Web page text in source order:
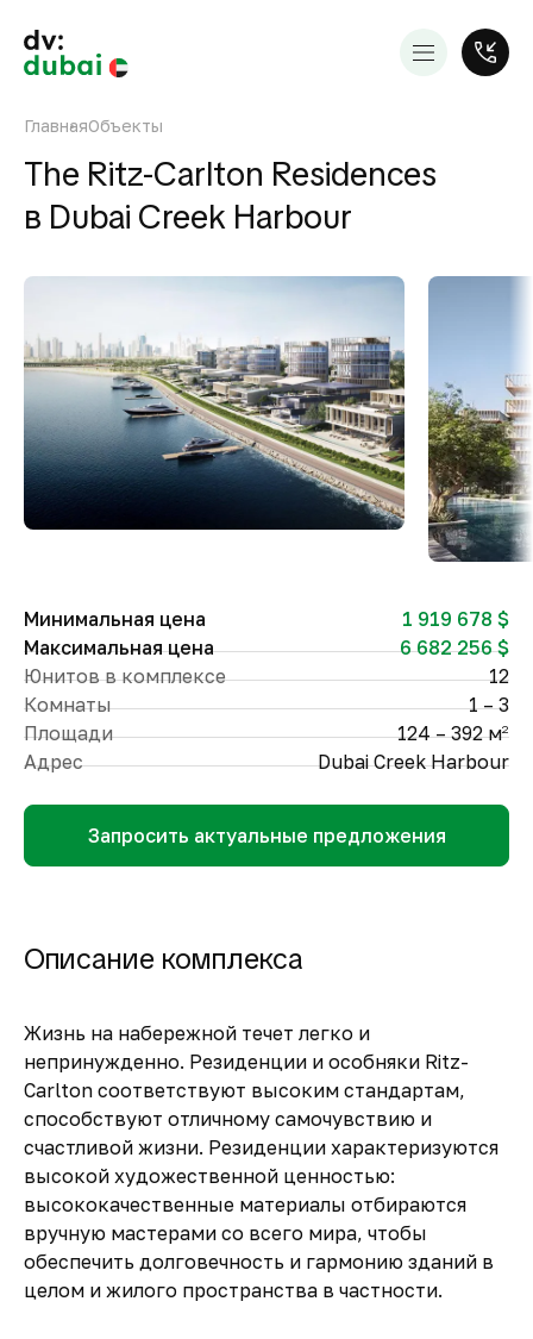
ГлавнаяОбъекты
The Ritz-Carlton Residences
в Dubai Creek Harbour
Минимальная цена
1 919 678 $
Максимальная цена
6 682 256 $
Юнитов в комплексе
12
Комнаты
1 – 3
Площади
124 – 392 м2
Адрес Dubai Creek Harbour
Запросить актуальные предложения
Описание комплекса
Жизнь на набережной течет легко и
непринужденно. Резиденции и особняки Ritz-
Carlton соответствуют высоким стандартам,
способствуют отличному самочувствию и
счастливой жизни. Резиденции характеризуются
высокой художественной ценностью:
высококачественные материалы отбираются
вручную мастерами со всего мира, чтобы
обеспечить долговечность и гармонию зданий в
целом и жилого пространства в частности.